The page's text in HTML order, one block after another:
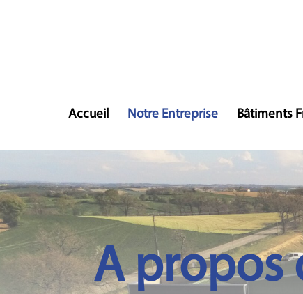
Accueil Notre Entreprise Bâtiments
A propos